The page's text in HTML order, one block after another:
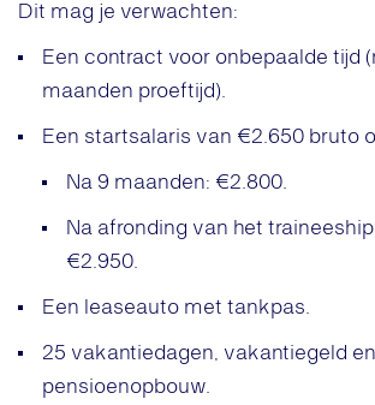
Dit mag je verwachten:
Een contract voor onbepaalde tijd
maanden proeftijd).
Een startsalaris van €2.650 bruto
Na 9 maanden: €2.800.
Na afronding van het traineeship
€2.950.
Een leaseauto met tankpas.
25 vakantiedagen, vakantiegeld en
pensioenopbouw.